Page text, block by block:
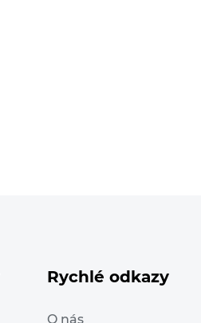
Rychlé odkazy
O nás